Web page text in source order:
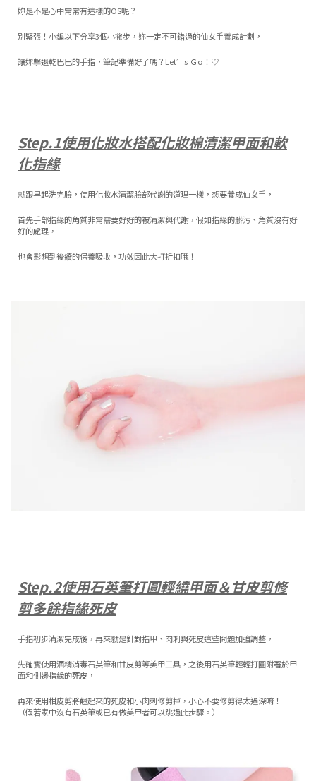
妳是不是心中常常有這樣的OS呢？
別緊張！小編以下分享3個小撇步，妳一定不可錯過的仙女手養成計劃，
讓妳擊退乾巴巴的手指，筆記準備好了嗎？Let’s Ｇo！♡
Step.1使用化妝水搭配化妝棉清潔甲面和軟
化指緣
就跟早起洗完臉，使用化妝水清潔臉部代謝的道理一樣，想要養成仙女手，
首先手部指緣的角質非常需要好好的被清潔與代謝，假如指緣的髒污、角質沒有好
好的處理，
也會影想到後續的保養吸收，功效因此大打折扣哦！
Step.2使用石英筆打圓輕繞甲面＆甘皮剪修
剪多餘指緣死皮
手指初步清潔完成後，再來就是針對指甲、肉刺與死皮這些問題加強調整，
先確實使用酒精消毒石英筆和甘皮剪等美甲工具，之後用石英筆輕輕打圓附著於甲
面和側邊指緣的死皮，
再來使用柑皮剪將翹起來的死皮和小肉刺修剪掉，小心不要修剪得太過深唷！
（假若家中沒有石英筆或已有做美甲者可以跳過此步驟。）